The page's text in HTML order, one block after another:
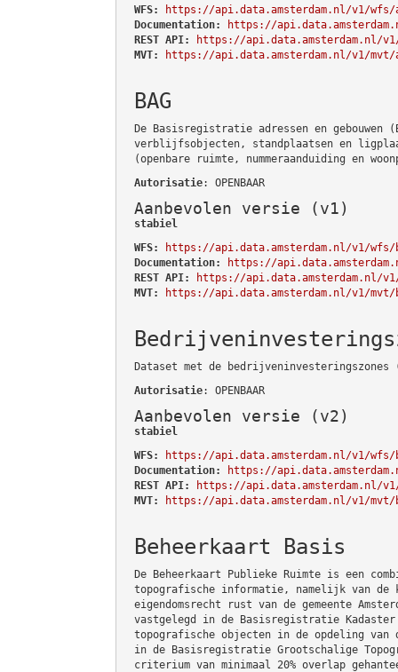
WFS:
https://api.data.amsterdam.nl/v1/wfs/
Documentation:
https://
REST API:
https://api.data.amsterdam.nl/v1/
MVT:
https://api.data.amsterdam.nl/v1/mvt/
BAG
De Basisregistratie adressen en gebouwen
verblijfsobjecten, standplaatsen en
(openbare ruimte, nummeraanduiding en
Autorisatie: OPENBAAR
Aanbevolen versie (v1)
stabiel
WFS:
https://api.data.amsterdam.nl/v1/wfs/
Documentation:
https://
REST API:
https://api.data.amsterdam.nl/
MVT:
https://api.data.amsterdam.nl/v1/mvt/
Dataset met de bedrijveninvesteringszones
Autorisatie: OPENBAAR
Aanbevolen versie (v2)
stabiel
WFS:
https://api.data.amsterdam.nl/v1/wfs/
Documentation:
https://
REST API:
https://api.data.amsterdam.nl/
MVT:
https://api.data.amsterdam.nl/v1/
Beheerkaart Basis
De Beheerkaart Publieke Ruimte is een
topografische informatie, namelijk van de
eigendomsrecht rust van de gemeente
vastgelegd in de Basisregistratie Kadaster
topografische objecten in de opdeling van
in de Basisregistratie Grootschalige
criterium van minimaal 20% overlap